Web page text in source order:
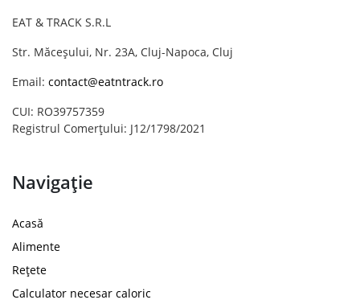
EAT & TRACK S.R.L
Str. Măceșului, Nr. 23A, Cluj-Napoca, Cluj
Email: contact@eatntrack.ro
CUI: RO39757359
Registrul Comerțului: J12/1798/2021
Navigație
Acasă
Alimente
Rețete
Calculator necesar caloric